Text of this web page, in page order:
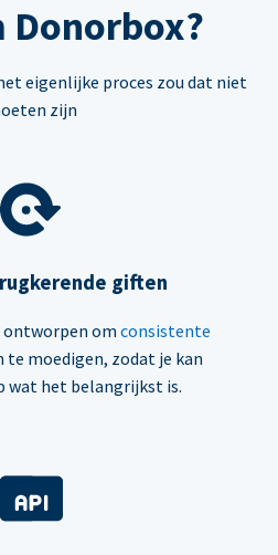
Donorbox?
eigenlijke proces zou dat niet
zijn
giften
om consistente
te moedigen, zodat je kan
wat het belangrijkst is.